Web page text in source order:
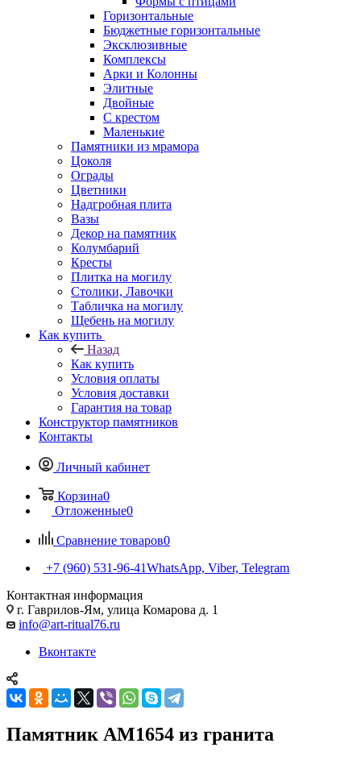
Горизонтальные
Бюджетные горизонтальные
Эксклюзивные
Комплексы
Арки и Колонны
Элитные
Двойные
С крестом
Маленькие
Памятники из мрамора
Цоколя
Ограды
Цветники
Надгробная плита
Вазы
Декор на памятник
Колумбарий
Кресты
Плитка на могилу
Столики, Лавочки
Табличка на могилу
Щебень на могилу
Как купить
Назад
Как купить
Условия оплаты
Условия доставки
Гарантия на товар
Конструктор памятников
Контакты
Личный кабинет
Корзина0
Отложенные0
Сравнение товаров0
+7 (960) 531-96-41WhatsApp, Viber, Telegram
Контактная информация
г. Гаврилов-Ям, улица Комарова д. 1
info@art-ritual76.ru
Вконтакте
Памятник AM1654 из гранита